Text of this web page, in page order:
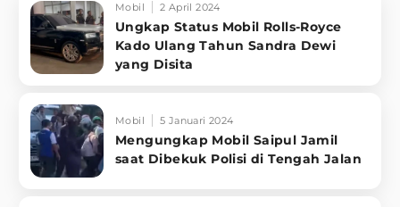
Mobil 2 April 2024
Ungkap Status Mobil Rolls-Royce
Kado Ulang Tahun Sandra Dewi
yang Disita
Mobil 5 Januari 2024
Mengungkap Mobil Saipul Jamil
saat Dibekuk Polisi di Tengah Jalan